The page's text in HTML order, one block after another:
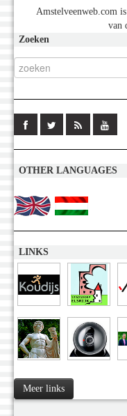
Amstelveenweb.com
van
Zoeken
OTHER LANGUAGES
LINKS
Meer links